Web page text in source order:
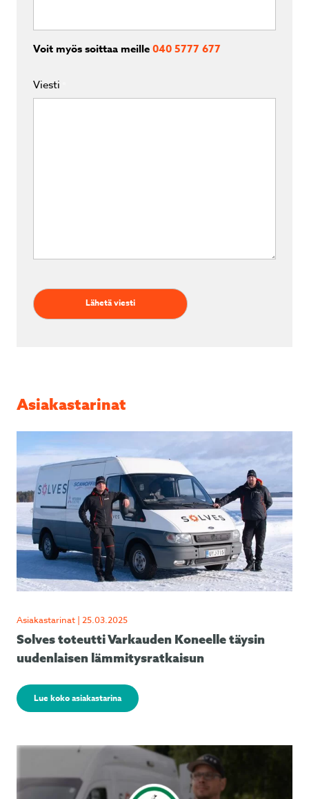
Voit myös soittaa meille040 5777 677
Viesti
Asiakastarinat
Asiakastarinat | 25.03.2025
Solves toteutti Varkauden Koneelle täysin
uudenlaisen lämmitysratkaisun
Lue koko asiakastarina